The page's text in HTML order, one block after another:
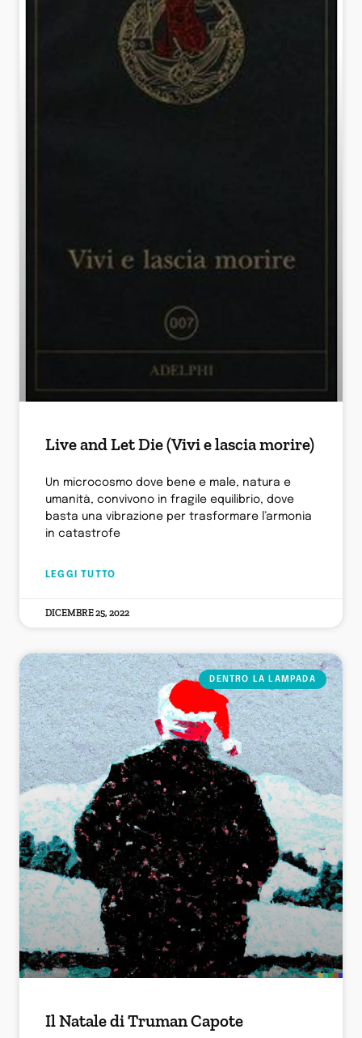
Live and Let Die (Vivi e lascia morire)
Un microcosmo dove bene e male, natura e
umanità, convivono in fragile equilibrio, dove
basta una vibrazione per trasformare l’armonia
in catastrofe
LEGGI TUTTO
DICEMBRE 25, 2022
DENTRO LA LAMPADA
Il Natale di Truman Capote